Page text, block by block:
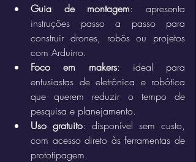
Guia de montagem: apresenta
instruções passo a passo para
construir drones, robôs ou projetos
com Arduino.
Foco em makers: ideal para
entusiastas de eletrônica e robótica
que querem reduzir o tempo de
pesquisa e planejamento.
Uso gratuito: disponível sem custo,
com acesso direto às ferramentas de
prototipagem.